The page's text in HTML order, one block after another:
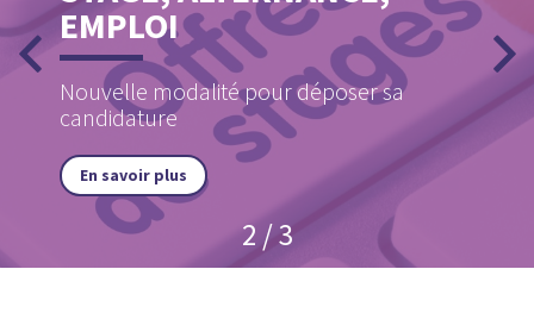
EMPLOI
Nouvelle modalité pour déposer sa
candidature
En savoir plus
2 / 3